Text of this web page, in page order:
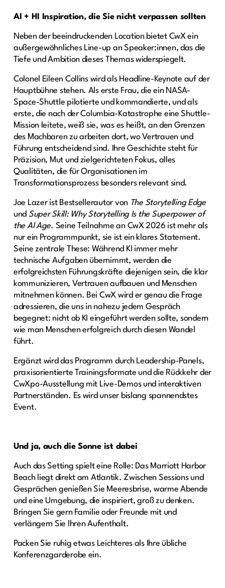
AI + HI Inspiration, die Sie nicht verpassen sollten
Neben der beeindruckenden Location bietet CwX ein
außergewöhnliches Line-up an Speaker:innen, das die
Tiefe und Ambition dieses Themas widerspiegelt.
Colonel Eileen Collins wird als Headline-Keynote auf der
Hauptbühne stehen. Als erste Frau, die ein NASA-
Space-Shuttle pilotierte und kommandierte, und als
erste, die nach der Columbia-Katastrophe eine Shuttle-
Mission leitete, weiß sie, was es heißt, an den Grenzen
des Machbaren zu arbeiten dort, wo Vertrauen und
Führung entscheidend sind. Ihre Geschichte steht für
Präzision, Mut und zielgerichteten Fokus, alles
Qualitäten, die für Organisationen im
Transformationsprozess besonders relevant sind.
Joe Lazer ist Bestsellerautor von The Storytelling Edge
und Super Skill: Why Storytelling Is the Superpower of
the AI Age. Seine Teilnahme an CwX 2026 ist mehr als
nur ein Programmpunkt, sie ist ein klares Statement.
Seine zentrale These: Während KI immer mehr
technische Aufgaben übernimmt, werden die
erfolgreichsten Führungskräfte diejenigen sein, die klar
kommunizieren, Vertrauen aufbauen und Menschen
mitnehmen können. Bei CwX wird er genau die Frage
adressieren, die uns in nahezu jedem Gespräch
begegnet: nicht ob KI eingeführt werden sollte, sondern
wie man Menschen erfolgreich durch diesen Wandel
führt.
Ergänzt wird das Programm durch Leadership-Panels,
praxisorientierte Trainingsformate und die Rückkehr der
CwXpo-Ausstellung mit Live-Demos und interaktiven
Partnerständen. Es wird unser bislang spannendstes
Event.
Und ja, auch die Sonne ist dabei
Auch das Setting spielt eine Rolle: Das Marriott Harbor
Beach liegt direkt am Atlantik. Zwischen Sessions und
Gesprächen genießen Sie Meeresbrise, warme Abende
und eine Umgebung, die inspiriert, groß zu denken.
Bringen Sie gern Familie oder Freunde mit und
verlängern Sie Ihren Aufenthalt.
Packen Sie ruhig etwas Leichteres als Ihre übliche
Konferenzgarderobe ein.